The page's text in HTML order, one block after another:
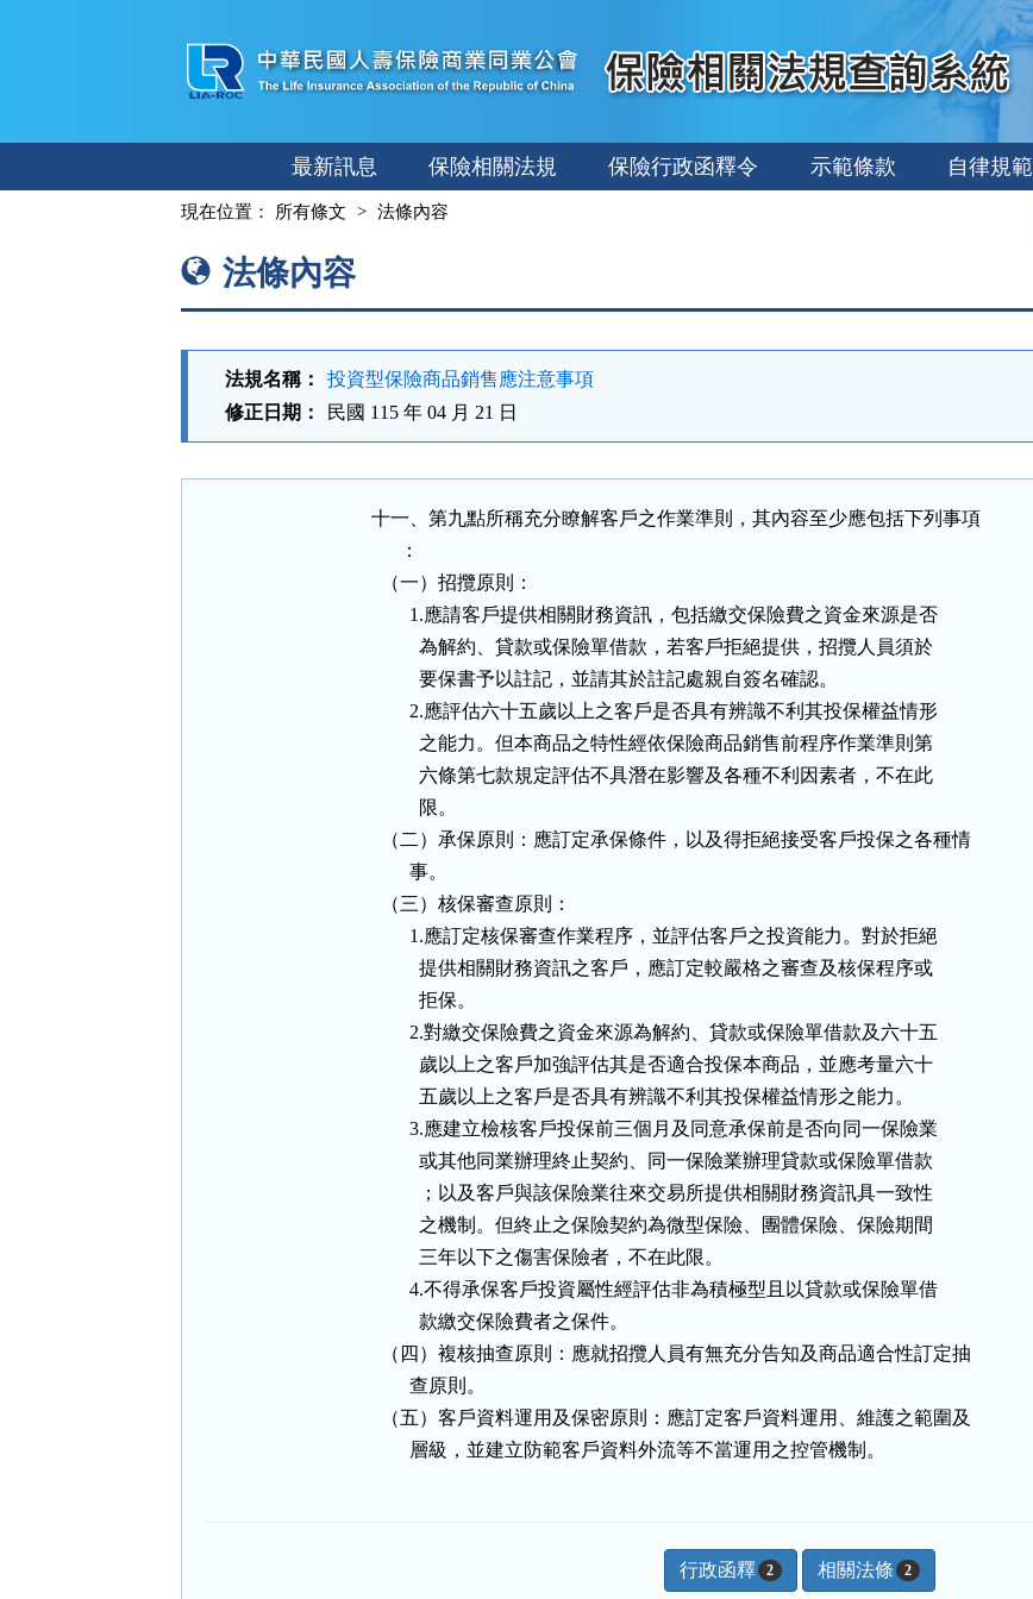
容
最新訊息 保險相關法規 保險行政函釋令 示範條款 自律規範
現在位置： 所有條文 法條內容
法條內容
法規名稱：
投資型保險商品銷售應注意事項
修正日期：
民國 115 年 04 月 21 日
十一、第九點所稱充分瞭解客戶之作業準則，其內容至少應包括下列事項
      ：
  （一）招攬原則：
        1.應請客戶提供相關財務資訊，包括繳交保險費之資金來源是否
          為解約、貸款或保險單借款，若客戶拒絕提供，招攬人員須於
          要保書予以註記，並請其於註記處親自簽名確認。
        2.應評估六十五歲以上之客戶是否具有辨識不利其投保權益情形
          之能力。但本商品之特性經依保險商品銷售前程序作業準則第
          六條第七款規定評估不具潛在影響及各種不利因素者，不在此
          限。
  （二）承保原則：應訂定承保條件，以及得拒絕接受客戶投保之各種情
        事。
  （三）核保審查原則：
        1.應訂定核保審查作業程序，並評估客戶之投資能力。對於拒絕
          提供相關財務資訊之客戶，應訂定較嚴格之審查及核保程序或
          拒保。
        2.對繳交保險費之資金來源為解約、貸款或保險單借款及六十五
          歲以上之客戶加強評估其是否適合投保本商品，並應考量六十
          五歲以上之客戶是否具有辨識不利其投保權益情形之能力。
        3.應建立檢核客戶投保前三個月及同意承保前是否向同一保險業
          或其他同業辦理終止契約、同一保險業辦理貸款或保險單借款
          ；以及客戶與該保險業往來交易所提供相關財務資訊具一致性
          之機制。但終止之保險契約為微型保險、團體保險、保險期間
          三年以下之傷害保險者，不在此限。
        4.不得承保客戶投資屬性經評估非為積極型且以貸款或保險單借
          款繳交保險費者之保件。
  （四）複核抽查原則：應就招攬人員有無充分告知及商品適合性訂定抽
        查原則。
  （五）客戶資料運用及保密原則：應訂定客戶資料運用、維護之範圍及
        層級，並建立防範客戶資料外流等不當運用之控管機制。
行政函釋 2 相關法條 2